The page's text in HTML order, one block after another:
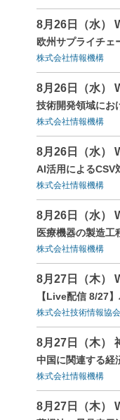
8月26日（水）
欧州サプライチェ
株式会社情報機構
8月26日（水）
技術開発領域にお
株式会社情報機構
8月26日（水）
AI活用によるCSV
株式会社情報機構
8月26日（水）
医療機器の製造工
株式会社情報機構
8月27日（木）
【Live配信 8/27
株式会社技術情報協会
8月27日（木）
中国に関連する経
株式会社情報機構
8月27日（木）